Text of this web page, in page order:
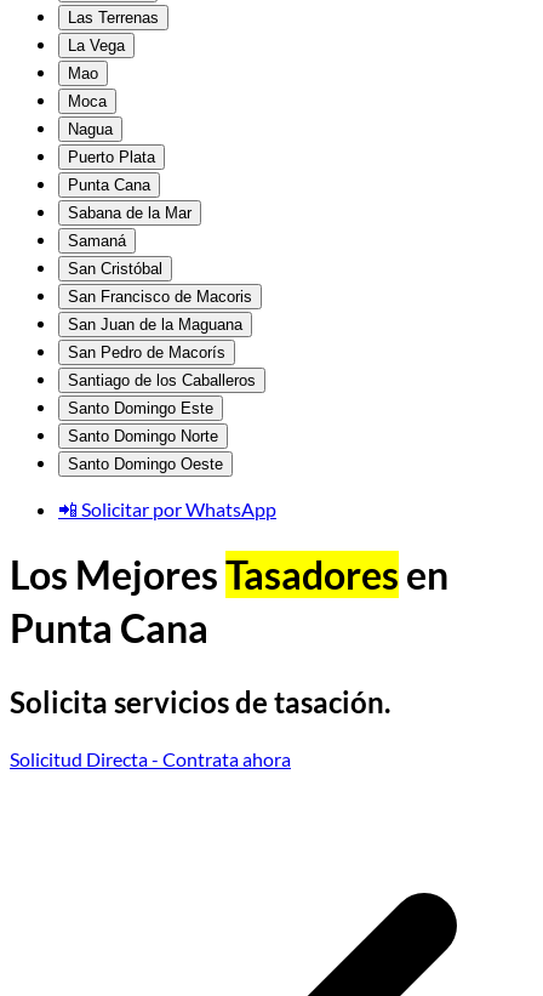
Las Terrenas
La Vega
Mao
Moca
Nagua
Puerto Plata
Punta Cana
Sabana de la Mar
Samaná
San Cristóbal
San Francisco de Macoris
San Juan de la Maguana
San Pedro de Macorís
Santiago de los Caballeros
Santo Domingo Este
Santo Domingo Norte
Santo Domingo Oeste
📲 Solicitar por WhatsApp
Los MejoresTasadores en
Punta Cana
Solicita servicios de tasación.
Solicitud Directa- Contrata ahora